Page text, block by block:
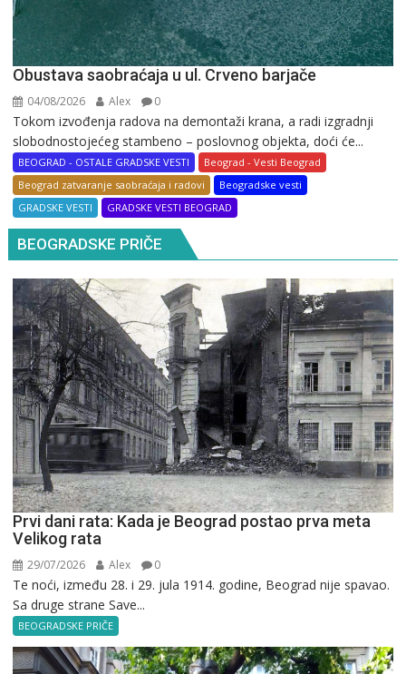
Obustava saobraćaja u ul. Crveno barjače
04/08/2026 Alex 0
Tokom izvođenja radova na demontaži krana, a radi izgradnji
slobodnostojećeg stambeno – poslovnog objekta, doći će...
BEOGRAD - OSTALE GRADSKE VESTI
Beograd - Vesti Beograd
Beograd zatvaranje saobraćaja i radovi
Beogradske vesti
GRADSKE VESTI
GRADSKE VESTI BEOGRAD
BEOGRADSKE PRIČE
Prvi dani rata: Kada je Beograd postao prva meta
Velikog rata
29/07/2026 Alex 0
Te noći, između 28. i 29. jula 1914. godine, Beograd nije spavao.
Sa druge strane Save...
BEOGRADSKE PRIČE